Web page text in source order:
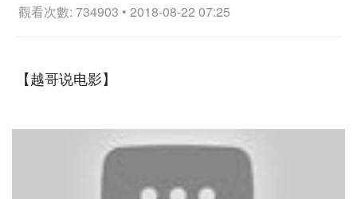
觀看次數: 734903 • 2018-08-22 07:25
【越哥说电影】